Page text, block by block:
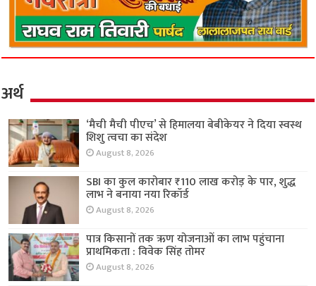
अर्थ
‘मैची मैची पीएच’ से हिमालया बेबीकेयर ने दिया स्वस्थ
शिशु त्वचा का संदेश
August 8, 2026
SBI का कुल कारोबार ₹110 लाख करोड़ के पार, शुद्ध
लाभ ने बनाया नया रिकॉर्ड
August 8, 2026
पात्र किसानों तक ऋण योजनाओं का लाभ पहुंचाना
प्राथमिकता : विवेक सिंह तोमर
August 8, 2026